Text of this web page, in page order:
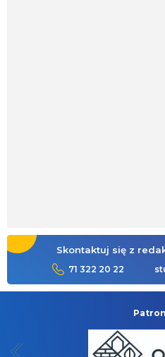
Skontaktuj się z
71 322 20 22